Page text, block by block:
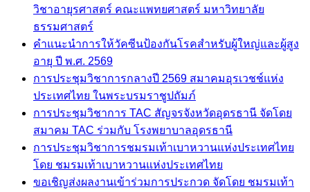
วิชาอายุรศาสตร์ คณะแพทยศาสตร์ มหาวิทยาลัย
ธรรมศาสตร์
คำแนะนำการให้วัคซีนป้องกันโรคสำหรับผู้ใหญ่และผู้สูง
อายุ ปี พ.ศ. 2569
การประชุมวิชาการกลางปี 2569 สมาคมอุรเวชช์แห่ง
ประเทศไทย ในพระบรมราชูปถัมภ์
การประชุมวิชาการ TAC สัญจรจังหวัดอุดรธานี จัดโดย
สมาคม TAC ร่วมกับ โรงพยาบาลอุดรธานี
การประชุมวิชาการชมรมเท้าเบาหวานแห่งประเทศไทย
โดย ชมรมเท้าเบาหวานแห่งประเทศไทย
ขอเชิญส่งผลงานเข้าร่วมการประกวด จัดโดย ชมรมเท้า